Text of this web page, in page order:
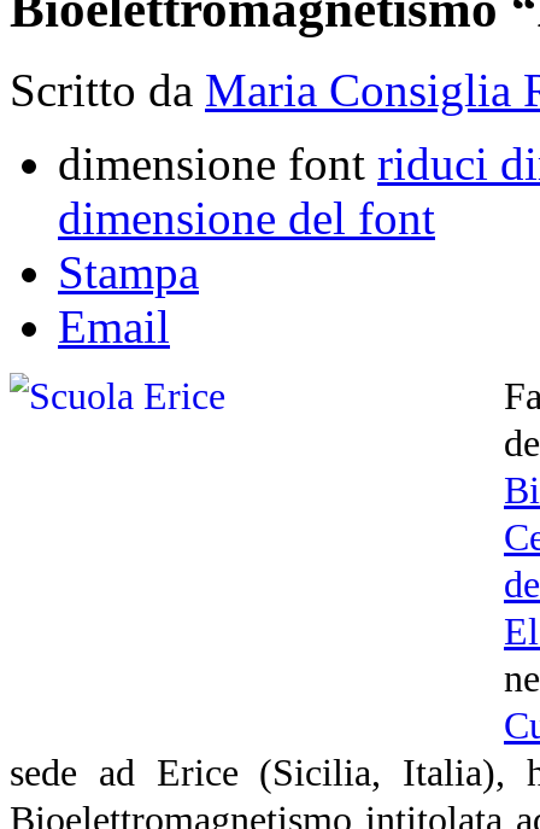
Scritto da Maria Consiglia
dimensione font riduci
dimensione del font
Stampa
Email
sede ad Erice (Sicilia, Italia),
Bioelettromagnetismo intitolata